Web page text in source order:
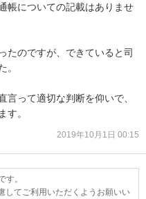
帳についての記載はありませ
たのですが、できていると司
。
言って適切な判断を仰いで、
す。
2019年10月1日 00:15
す。
してご利用いただくようお願いい